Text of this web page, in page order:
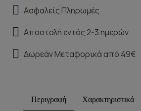
Ασφαλείς Πληρωμές
Αποστολή εντός 2-3 ημερών
Δωρεάν Μεταφορικά από 49€
Περιγραφή Χαρακτηριστικά